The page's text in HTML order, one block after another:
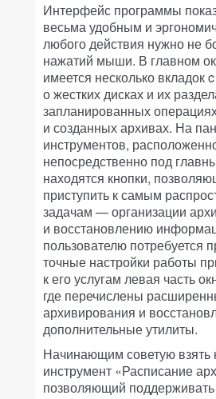
Интерфейс программы
весьма удобным и
любого действия нужно не
нажатий мыши. В главном
имеется несколько вкладок
о жестких дисках и их
запланированных
и созданных архивах. На
инструментов,
непосредственно под
находятся кнопки,
приступить к самым
задачам — организации
и восстановлению
пользователю потребуется
точные настройки работы
к его услугам левая часть
где перечислены
архивирования и
дополнительные утилиты.
Начинающим советую взять
инструмент «Расписание
позволяющий